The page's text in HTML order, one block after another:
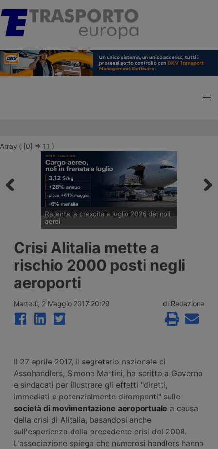
Array ( [0] => 11 )
Rallenta la crescita a luglio 2026 dei noli
aerei
sono saliti del 28% su base annua a luglio,
a 3,12 dollari per kg, ma il ritmo di crescita
rallenta per il secondo mese consecutivo.
Secondo Xeneta il mercato affronta una
seconda metà del 2026 più debole, con
pochi segnali di stagione di punta.
Crisi Alitalia mette a
rischio 2000 posti negli
aeroporti
Martedì, 2 Maggio 2017 20:29 di Redazione
Il 27 aprile 2017, il segretario nazionale di
Assohandlers, Simone Martini, ha scritto a Governo
e sindacati per illustrare gli effetti "diretti,
immediati e potenzialmente dirompenti" sulle
società di movimentazione aeroportuale a causa
della crisi di Alitalia, basandosi anche
sull'esperienza della precedente crisi del 2008.
L'associazione spiega che numerosi handlers hanno